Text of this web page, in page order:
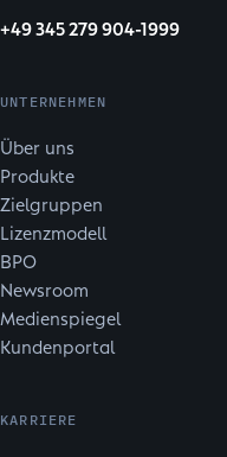
+49 345 279 904-1999
UNTERNEHMEN
Über uns
Produkte
Zielgruppen
Lizenzmodell
BPO
Newsroom
Medienspiegel
Kundenportal
KARRIERE